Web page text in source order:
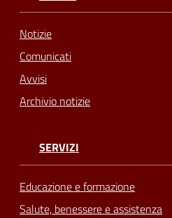
Notizie
Comunicati
Avvisi
Archivio notizie
SERVIZI
Educazione e formazione
Salute, benessere e assistenza